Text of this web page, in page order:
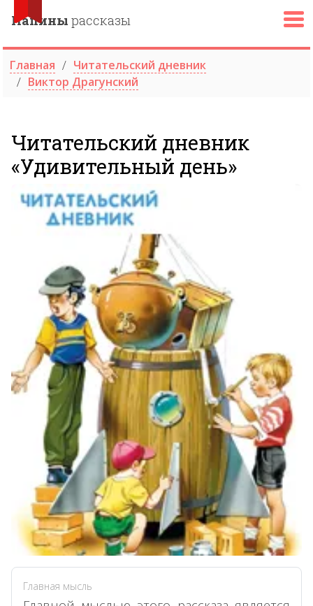
Папины рассказы
Главная
Читательский дневник
Виктор Драгунский
Читательский дневник
«Удивительный день»
Главная мысль